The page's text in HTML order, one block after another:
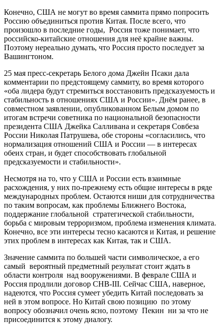
Конечно, США не могут во время саммита прямо попросить
Россию объединиться против Китая. После всего, что
произошло в последние годы, Россия тоже понимает, что
российско-китайские отношения для неё крайне важны.
Поэтому нереально думать, что Россия просто последует за
Вашингтоном.
25 мая пресс-секретарь Белого дома Джейн Псаки дала
комментарии по предстоящему саммиту, во время которого
«оба лидера будут стремиться восстановить предсказуемость и
стабильность в отношениях США и России». Днём ранее, в
совместном заявлении, опубликованном Белым домом по
итогам встречи советника по национальной безопасности
президента США Джейка Салливана и секретаря Совбеза
России Николая Патрушева, обе стороны «согласились, что
нормализация отношений США и России — в интересах
обеих стран, и будет способствовать глобальной
предсказуемости и стабильности».
Несмотря на то, что у США и России есть взаимные
расхождения, у них по-прежнему есть общие интересы в ряде
международных проблем. Остаются ниши для сотрудничества
по таким вопросам, как проблемы Ближнего Востока,
поддержание глобальной стратегической стабильности,
борьба с мировым терроризмом, проблема изменения климата.
Конечно, все эти интересы тесно касаются и Китая, и решение
этих проблем в интересах как Китая, так и США.
Значение саммита по большей части символическое, а его
самый вероятный предметный результат стоит ждать в
области контроля над вооружениями. В феврале США и
Россия продлили договор СНВ-III. Сейчас США, наверное,
надеются, что Россия сумеет убедить Китай последовать за
ней в этом вопросе. Но Китай свою позицию по этому
вопросу обозначил очень ясно, поэтому Пекин ни за что не
присоединится к этому диалогу.